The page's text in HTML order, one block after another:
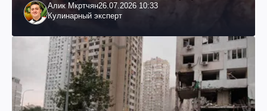
Алик Мкртчян26.07.2026 10:33
Кулинарный эксперт